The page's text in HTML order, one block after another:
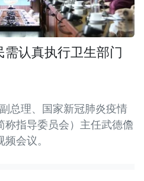
认真执行卫生部门
总理、国家新冠肺炎疫情
称指导委员会）主任武德儋
会议。